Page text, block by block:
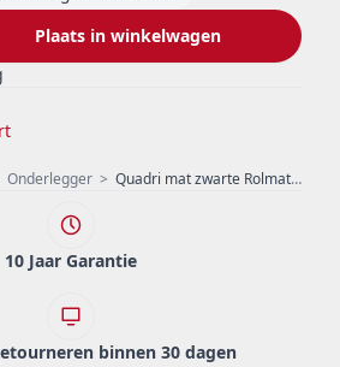
Onderlegger > Quadri mat zwarte Rolmat over en voor in de spoelbak 43 x 32 cm 1208957222
Plaats in winkelwagen
10 Jaar Garantie
binnen 30 dagen